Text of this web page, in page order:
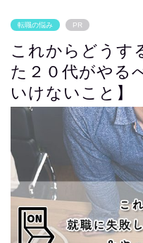
転職の悩み PR
これからどうす
た２０代がやる
いけないこと】